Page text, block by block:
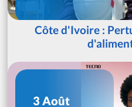
Côte d'Ivoire :
3 Août